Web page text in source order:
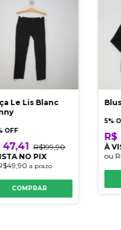
Le Lis Blanc
OFF
47,41 R$199,90
NO PIX
a prazo
COMPRAR
5%
R$
À
ou